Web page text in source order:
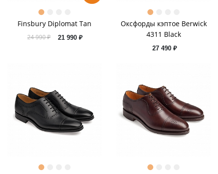
Finsbury Diplomat Tan
24 990 ₽ 21 990 ₽
Оксфорды кэптое Berwick
4311 Black
27 490 ₽